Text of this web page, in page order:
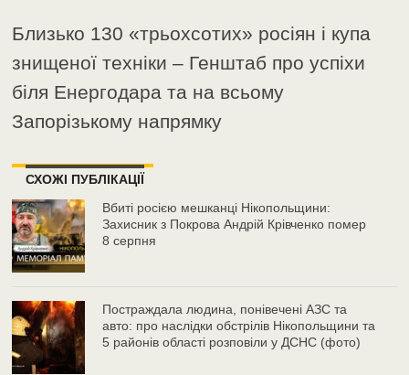
Близько 130 «трьохсотих» росіян і купа
знищеної техніки – Генштаб про успіхи
біля Енергодара та на всьому
Запорізькому напрямку
СХОЖІ ПУБЛІКАЦІЇ
Вбиті росією мешканці Нікопольщини:
Захисник з Покрова Андрій Крівченко помер
8 серпня
Постраждала людина, понівечені АЗС та
авто: про наслідки обстрілів Нікопольщини та
5 районів області розповіли у ДСНС (фото)